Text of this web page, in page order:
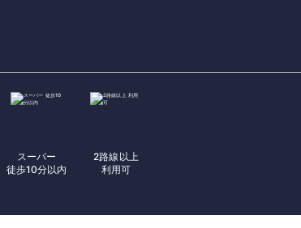
スーパー
徒歩10分以内
2路線以上
利用可